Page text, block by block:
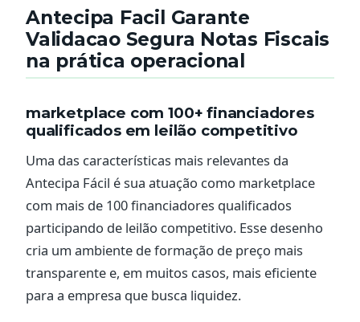
Antecipa Facil Garante
Validacao Segura Notas Fiscais
na prática operacional
marketplace com 100+ financiadores
qualificados em leilão competitivo
Uma das características mais relevantes da
Antecipa Fácil é sua atuação como marketplace
com mais de 100 financiadores qualificados
participando de leilão competitivo. Esse desenho
cria um ambiente de formação de preço mais
transparente e, em muitos casos, mais eficiente
para a empresa que busca liquidez.